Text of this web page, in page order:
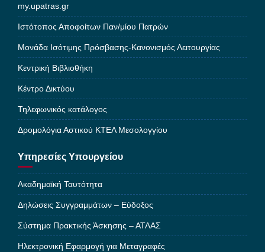
my.upatras.gr
Ιστότοπος Αποφοίτων Παν/μίου Πατρών
Μονάδα Ισότιμης Πρόσβασης-Κανονισμός Λειτουργίας
Κεντρική Βιβλιοθήκη
Κέντρο Δικτύου
Τηλεφωνικός κατάλογος
Δρομολόγια Αστικού ΚΤΕΛ Μεσολογγίου
Υπηρεσίες Υπουργείου
Ακαδημαϊκή Ταυτότητα
Δηλώσεις Συγγραμμάτων – Εύδοξος
Σύστημα Πρακτικής Άσκησης – ΑΤΛΑΣ
Ηλεκτρονική Εφαρμογή για Μεταγραφές